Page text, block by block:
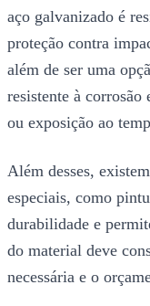
aço galvanizado é
proteção contra
além de ser uma
resistente à
ou exposição ao
Além desses,
especiais, como
durabilidade e
do material deve
necessária e o